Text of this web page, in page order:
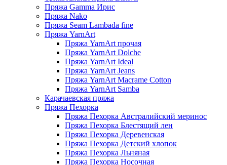
Пряжа Gamma Ирис
Пряжа Nako
Пряжа Seam Lambada fine
Пряжа YarnArt
Пряжа YarnArt прочая
Пряжа YarnArt Dolche
Пряжа YarnArt Ideal
Пряжа YarnArt Jeans
Пряжа YarnArt Macrame Cotton
Пряжа YarnArt Samba
Карачаевская пряжа
Пряжа Пехорка
Пряжа Пехорка Австралийский меринос
Пряжа Пехорка Блестящий лен
Пряжа Пехорка Деревенская
Пряжа Пехорка Детский хлопок
Пряжа Пехорка Льняная
Пряжа Пехорка Носочная